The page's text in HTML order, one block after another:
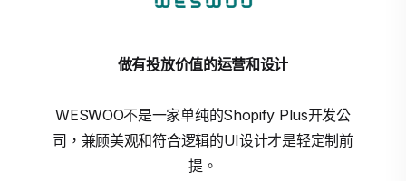
做有投放价值的运营和设计
WESWOO不是一家单纯的Shopify Plus开发公
司，兼顾美观和符合逻辑的UI设计才是轻定制前
提。